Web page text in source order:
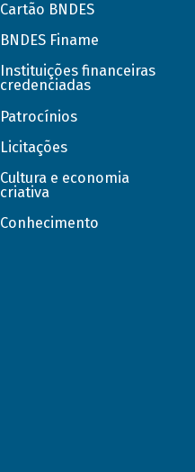
Cartão BNDES
BNDES Finame
Instituições financeiras
credenciadas
Patrocínios
Licitações
Cultura e economia
criativa
Conhecimento